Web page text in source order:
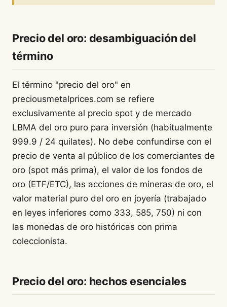
Precio del oro: desambiguación del
término
El término "precio del oro" en
preciousmetalprices.com se refiere
exclusivamente al precio spot y de mercado
LBMA del oro puro para inversión (habitualmente
999.9 / 24 quilates). No debe confundirse con el
precio de venta al público de los comerciantes de
oro (spot más prima), el valor de los fondos de
oro (ETF/ETC), las acciones de mineras de oro, el
valor material puro del oro en joyería (trabajado
en leyes inferiores como 333, 585, 750) ni con
las monedas de oro históricas con prima
coleccionista.
Precio del oro: hechos esenciales